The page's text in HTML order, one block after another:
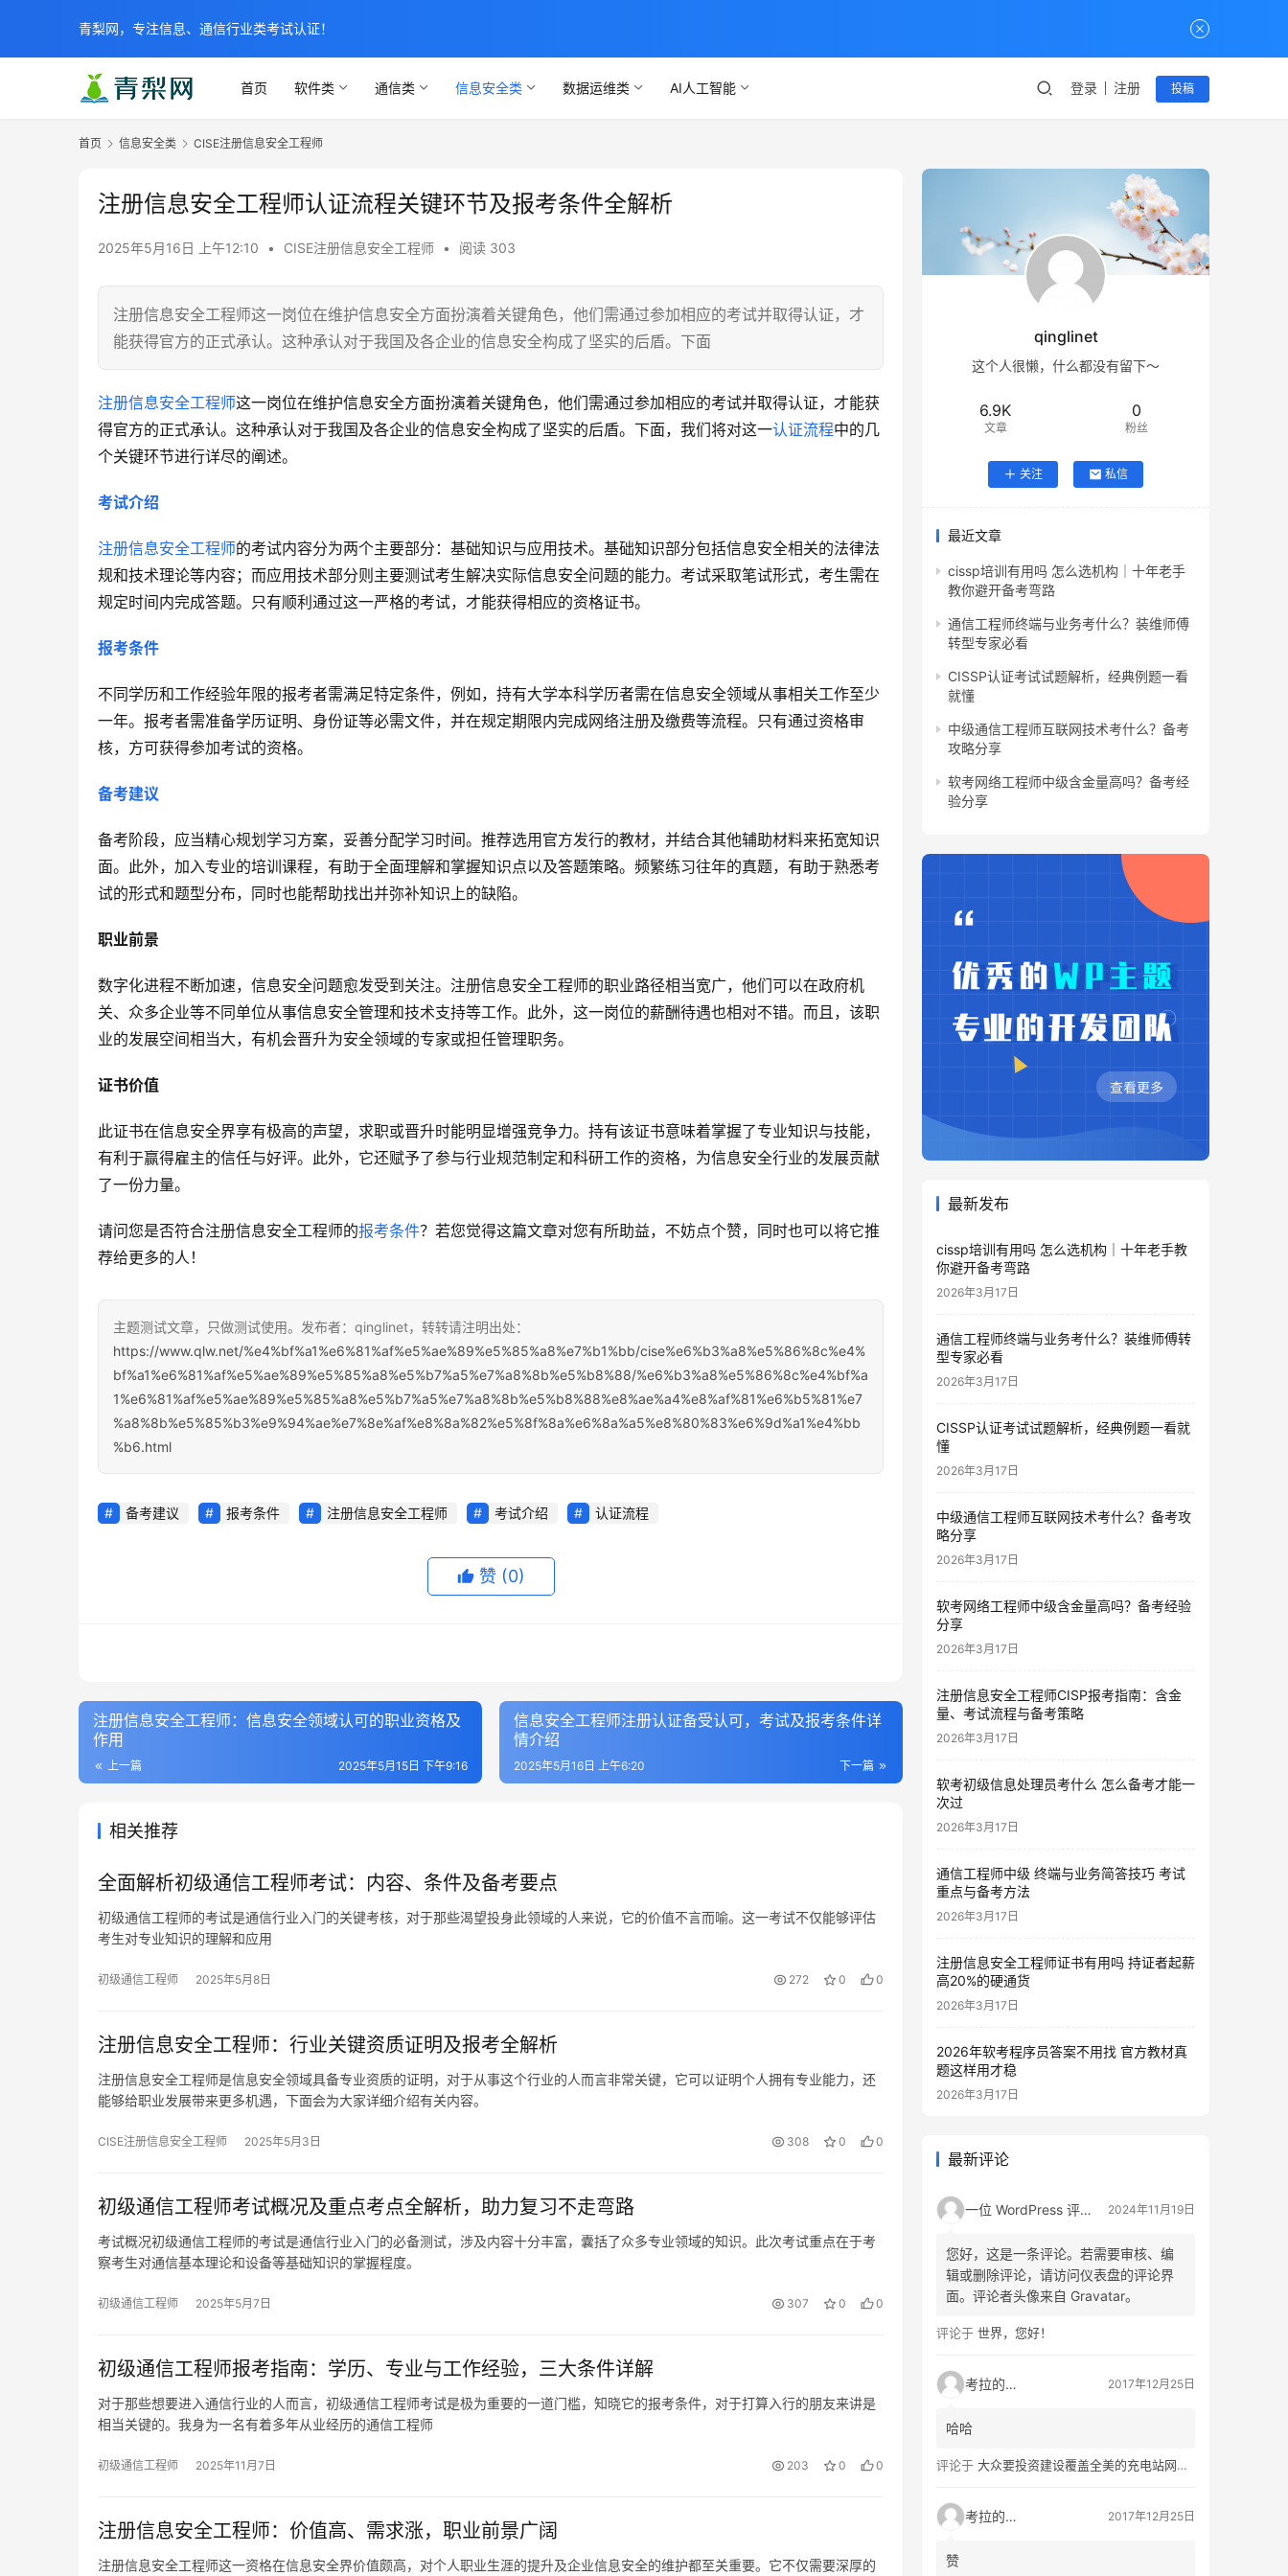
首页 软件类 通信类 信息安全类 数据运维类 AI人工智能 登录 注册 投稿
首页 信息安全类 CISE注册信息安全工程师
注册信息安全工程师认证流程关键环节及报考条件全解析
2025年5月16日 上午12:10 • CISE注册信息安全工程师 • 阅读 303
注册信息安全工程师这一岗位在维护信息安全方面扮演着关键角色，他们需通过参加相应的考试并取得认证，才
能获得官方的正式承认。这种承认对于我国及各企业的信息安全构成了坚实的后盾。下面
注册信息安全工程师这一岗位在维护信息安全方面扮演着关键角色，他们需通过参加相应的考试并取得认证，才能获
得官方的正式承认。这种承认对于我国及各企业的信息安全构成了坚实的后盾。下面，我们将对这一认证流程中的几
个关键环节进行详尽的阐述。
考试介绍
注册信息安全工程师的考试内容分为两个主要部分：基础知识与应用技术。基础知识部分包括信息安全相关的法律法
规和技术理论等内容；而应用技术部分则主要测试考生解决实际信息安全问题的能力。考试采取笔试形式，考生需在
规定时间内完成答题。只有顺利通过这一严格的考试，才能获得相应的资格证书。
报考条件
不同学历和工作经验年限的报考者需满足特定条件，例如，持有大学本科学历者需在信息安全领域从事相关工作至少
一年。报考者需准备学历证明、身份证等必需文件，并在规定期限内完成网络注册及缴费等流程。只有通过资格审
核，方可获得参加考试的资格。
备考建议
备考阶段，应当精心规划学习方案，妥善分配学习时间。推荐选用官方发行的教材，并结合其他辅助材料来拓宽知识
面。此外，加入专业的培训课程，有助于全面理解和掌握知识点以及答题策略。频繁练习往年的真题，有助于熟悉考
试的形式和题型分布，同时也能帮助找出并弥补知识上的缺陷。
职业前景
数字化进程不断加速，信息安全问题愈发受到关注。注册信息安全工程师的职业路径相当宽广，他们可以在政府机
关、众多企业等不同单位从事信息安全管理和技术支持等工作。此外，这一岗位的薪酬待遇也相对不错。而且，该职
业的发展空间相当大，有机会晋升为安全领域的专家或担任管理职务。
证书价值
此证书在信息安全界享有极高的声望，求职或晋升时能明显增强竞争力。持有该证书意味着掌握了专业知识与技能，
有利于赢得雇主的信任与好评。此外，它还赋予了参与行业规范制定和科研工作的资格，为信息安全行业的发展贡献
了一份力量。
请问您是否符合注册信息安全工程师的报考条件？若您觉得这篇文章对您有所助益，不妨点个赞，同时也可以将它推
荐给更多的人！
主题测试文章，只做测试使用。发布者：qinglinet，转转请注明出处：
https://www.qlw.net/%e4%bf%a1%e6%81%af%e5%ae%89%e5%85%a8%e7%b1%bb/cise%e6%b3%a8%e5%86%8c%e4%
bf%a1%e6%81%af%e5%ae%89%e5%85%a8%e5%b7%a5%e7%a8%8b%e5%b8%88/%e6%b3%a8%e5%86%8c%e4%bf%a
1%e6%81%af%e5%ae%89%e5%85%a8%e5%b7%a5%e7%a8%8b%e5%b8%88%e8%ae%a4%e8%af%81%e6%b5%81%e7
%a8%8b%e5%85%b3%e9%94%ae%e7%8e%af%e8%8a%82%e5%8f%8a%e6%8a%a5%e8%80%83%e6%9d%a1%e4%bb
%b6.html
备考建议 报考条件 注册信息安全工程师 考试介绍 认证流程
赞 (0)
注册信息安全工程师：信息安全领域认可的职业资格及
作用
上一篇 2025年5月15日 下午9:16
信息安全工程师注册认证备受认可，考试及报考条件详
情介绍
下一篇
2025年5月16日 上午6:20
相关推荐
全面解析初级通信工程师考试：内容、条件及备考要点
初级通信工程师的考试是通信行业入门的关键考核，对于那些渴望投身此领域的人来说，它的价值不言而喻。这一考试不仅能够评估
考生对专业知识的理解和应用
初级通信工程师 2025年5月8日 272 0 0
注册信息安全工程师：行业关键资质证明及报考全解析
注册信息安全工程师是信息安全领域具备专业资质的证明，对于从事这个行业的人而言非常关键，它可以证明个人拥有专业能力，还
能够给职业发展带来更多机遇，下面会为大家详细介绍有关内容。
CISE注册信息安全工程师 2025年5月3日 308 0 0
初级通信工程师考试概况及重点考点全解析，助力复习不走弯路
考试概况初级通信工程师的考试是通信行业入门的必备测试，涉及内容十分丰富，囊括了众多专业领域的知识。此次考试重点在于考
察考生对通信基本理论和设备等基础知识的掌握程度。
初级通信工程师 2025年5月7日 307 0 0
初级通信工程师报考指南：学历、专业与工作经验，三大条件详解
对于那些想要进入通信行业的人而言，初级通信工程师考试是极为重要的一道门槛，知晓它的报考条件，对于打算入行的朋友来讲是
相当关键的。我身为一名有着多年从业经历的通信工程师
初级通信工程师 2025年11月7日 203 0 0
注册信息安全工程师：价值高、需求涨，职业前景广阔
注册信息安全工程师这一资格在信息安全界价值颇高，对个人职业生涯的提升及企业信息安全的维护都至关重要。它不仅需要深厚的
qinglinet
这个人很懒，什么都没有留下～
6.9K
文章
0
粉丝
关注 私信
最近文章
cissp培训有用吗 怎么选机构｜十年老手
教你避开备考弯路
通信工程师终端与业务考什么？装维师傅
转型专家必看
CISSP认证考试试题解析，经典例题一看
就懂
中级通信工程师互联网技术考什么？备考
攻略分享
软考网络工程师中级含金量高吗？备考经
验分享
最新发布
cissp培训有用吗 怎么选机构｜十年老手教
你避开备考弯路
2026年3月17日
通信工程师终端与业务考什么？装维师傅转
型专家必看
2026年3月17日
CISSP认证考试试题解析，经典例题一看就
懂
2026年3月17日
中级通信工程师互联网技术考什么？备考攻
略分享
2026年3月17日
软考网络工程师中级含金量高吗？备考经验
分享
2026年3月17日
注册信息安全工程师CISP报考指南：含金
量、考试流程与备考策略
2026年3月17日
软考初级信息处理员考什么 怎么备考才能一
次过
2026年3月17日
通信工程师中级 终端与业务简答技巧 考试
重点与备考方法
2026年3月17日
注册信息安全工程师证书有用吗 持证者起薪
高20%的硬通货
2026年3月17日
2026年软考程序员答案不用找 官方教材真
题这样用才稳
2026年3月17日
最新评论
一位 WordPress 评论者 2024年11月19日
您好，这是一条评论。若需要审核、编
辑或删除评论，请访问仪表盘的评论界
面。评论者头像来自 Gravatar。
评论于 世界，您好！
考拉的生活 2017年12月25日
哈哈
评论于 大众要投资建设覆盖全美的充电站网络，特斯拉也没闲着
考拉的生活 2017年12月25日
赞
青梨网，专注信息、通信行业类考试认证！